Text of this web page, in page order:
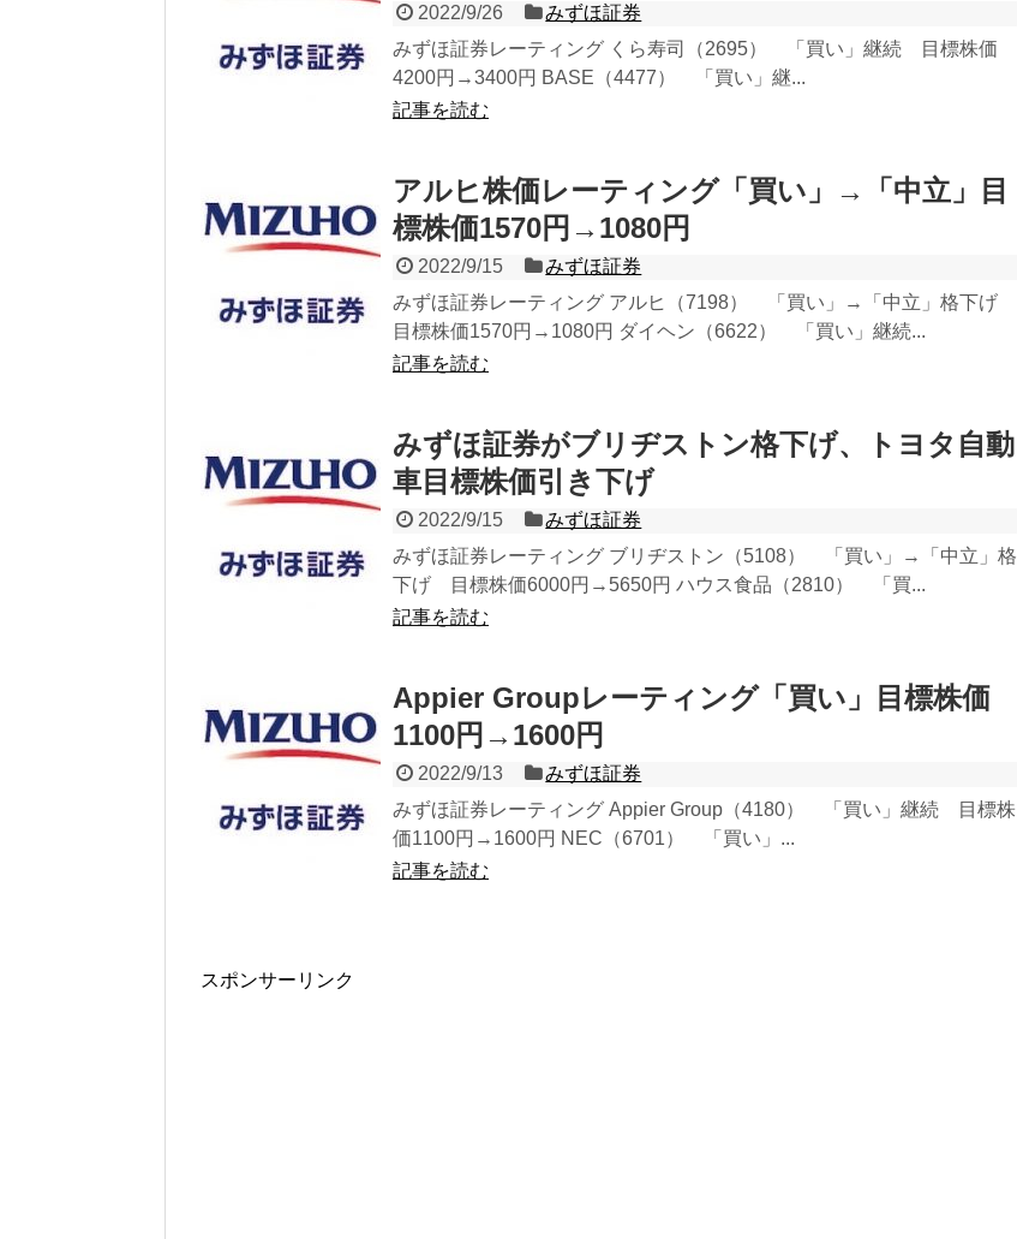
2022/9/26
みずほ証券
みずほ証券レーティング くら寿司（2695） 「買い」継続 目標株価
4200円→3400円 BASE（4477） 「買い」継...
記事を読む
アルヒ株価レーティング「買い」→「中立」目
標株価1570円→1080円
2022/9/15
みずほ証券
みずほ証券レーティング アルヒ（7198） 「買い」→「中立」格下げ
目標株価1570円→1080円 ダイヘン（6622） 「買い」継続...
記事を読む
みずほ証券がブリヂストン格下げ、トヨタ自動
車目標株価引き下げ
2022/9/15
みずほ証券
みずほ証券レーティング ブリヂストン（5108） 「買い」→「中立」格
下げ 目標株価6000円→5650円 ハウス食品（2810） 「買...
記事を読む
Appier Groupレーティング「買い」目標株価
1100円→1600円
2022/9/13
みずほ証券
みずほ証券レーティング Appier Group（4180） 「買い」継続 目標株
価1100円→1600円 NEC（6701） 「買い」...
記事を読む
スポンサーリンク